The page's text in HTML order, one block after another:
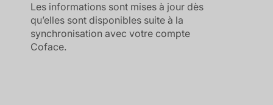
Les informations sont mises à jour dès
qu’elles sont disponibles suite à la
synchronisation avec votre compte
Coface.